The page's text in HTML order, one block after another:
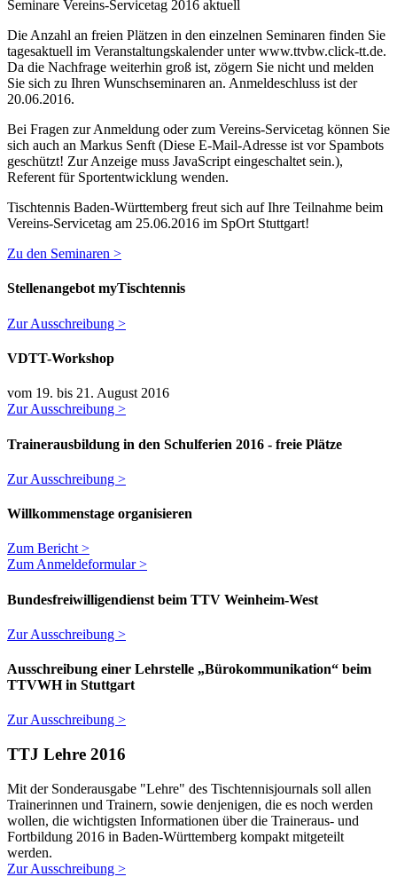
Seminare Vereins-Servicetag 2016 aktuell
Die Anzahl an freien Plätzen in den einzelnen Seminaren finden Sie
tagesaktuell im Veranstaltungskalender unter www.ttvbw.click-tt.de.
Da die Nachfrage weiterhin groß ist, zögern Sie nicht und melden
Sie sich zu Ihren Wunschseminaren an. Anmeldeschluss ist der
20.06.2016.
Bei Fragen zur Anmeldung oder zum Vereins-Servicetag können Sie
sich auch an Markus Senft (Diese E-Mail-Adresse ist vor Spambots
geschützt! Zur Anzeige muss JavaScript eingeschaltet sein.),
Referent für Sportentwicklung wenden.
Tischtennis Baden-Württemberg freut sich auf Ihre Teilnahme beim
Vereins-Servicetag am 25.06.2016 im SpOrt Stuttgart!
Zu den Seminaren >
Stellenangebot myTischtennis
Zur Ausschreibung >
VDTT-Workshop
vom 19. bis 21. August 2016
Zur Ausschreibung >
Trainerausbildung in den Schulferien 2016 - freie Plätze
Zur Ausschreibung >
Willkommenstage organisieren
Zum Bericht >
Zum Anmeldeformular >
Bundesfreiwilligendienst beim TTV Weinheim-West
Zur Ausschreibung >
Ausschreibung einer Lehrstelle „Bürokommunikation“ beim
TTVWH in Stuttgart
Zur Ausschreibung >
TTJ Lehre 2016
Mit der Sonderausgabe "Lehre" des Tischtennisjournals soll allen
Trainerinnen und Trainern, sowie denjenigen, die es noch werden
wollen, die wichtigsten Informationen über die Traineraus- und
Fortbildung 2016 in Baden-Württemberg kompakt mitgeteilt
werden.
Zur Ausschreibung >